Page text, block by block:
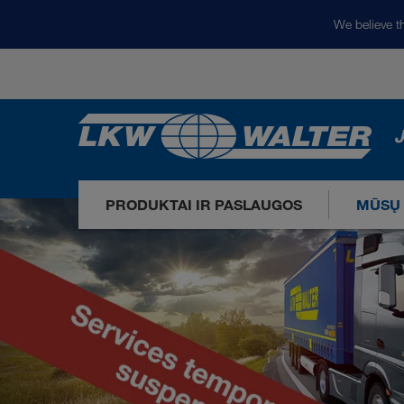
We believe
PRODUKTAI IR PASLAUGOS MŪSŲ